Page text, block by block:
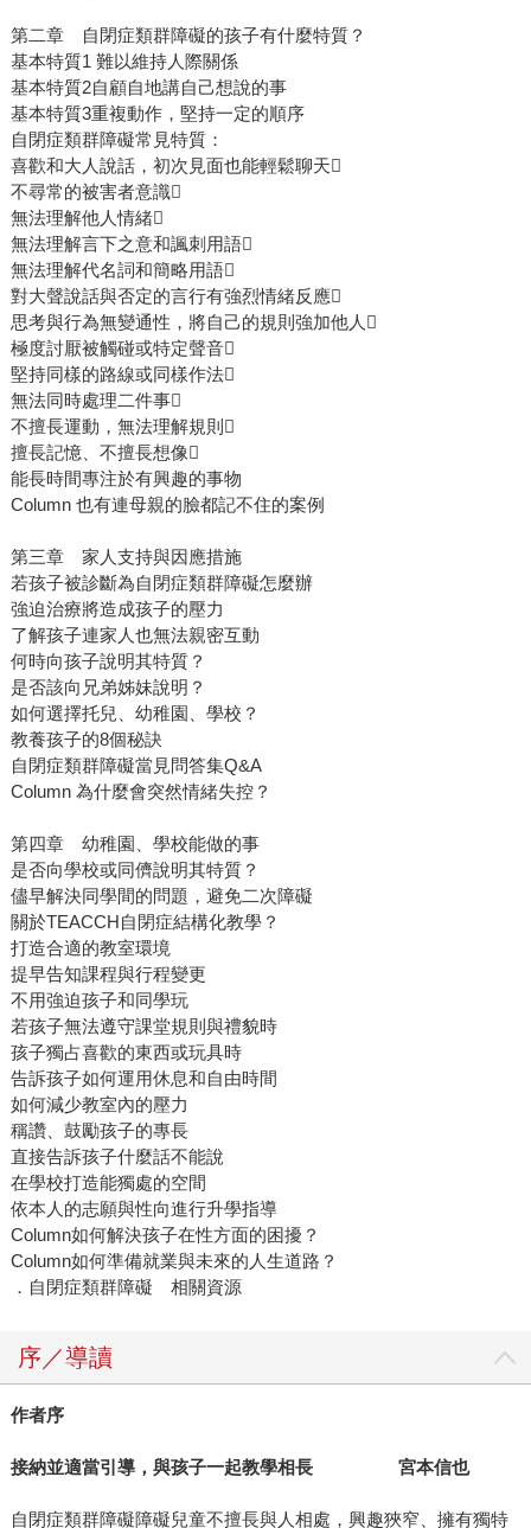
第二章 自閉症類群障礙的孩子有什麼特質？
基本特質1 難以維持人際關係
基本特質2自顧自地講自己想說的事
基本特質3重複動作，堅持一定的順序
自閉症類群障礙常見特質：
喜歡和大人說話，初次見面也能輕鬆聊天
不尋常的被害者意識
無法理解他人情緒
無法理解言下之意和諷刺用語
無法理解代名詞和簡略用語
對大聲說話與否定的言行有強烈情緒反應
思考與行為無變通性，將自己的規則強加他人
極度討厭被觸碰或特定聲音
堅持同樣的路線或同樣作法
無法同時處理二件事
不擅長運動，無法理解規則
擅長記憶、不擅長想像
能長時間專注於有興趣的事物
Column 也有連母親的臉都記不住的案例
第三章 家人支持與因應措施
若孩子被診斷為自閉症類群障礙怎麼辦
強迫治療將造成孩子的壓力
了解孩子連家人也無法親密互動
何時向孩子說明其特質？
是否該向兄弟姊妹說明？
如何選擇托兒、幼稚園、學校？
教養孩子的8個秘訣
自閉症類群障礙當見問答集Q&A
Column 為什麼會突然情緒失控？
第四章 幼稚園、學校能做的事
是否向學校或同儕說明其特質？
儘早解決同學間的問題，避免二次障礙
關於TEACCH自閉症結構化教學？
打造合適的教室環境
提早告知課程與行程變更
不用強迫孩子和同學玩
若孩子無法遵守課堂規則與禮貌時
孩子獨占喜歡的東西或玩具時
告訴孩子如何運用休息和自由時間
如何減少教室內的壓力
稱讚、鼓勵孩子的專長
直接告訴孩子什麼話不能說
在學校打造能獨處的空間
依本人的志願與性向進行升學指導
Column如何解決孩子在性方面的困擾？
Column如何準備就業與未來的人生道路？
．自閉症類群障礙 相關資源
序／導讀
作者序
接納並適當引導，與孩子一起教學相長 宮本信也
自閉症類群障礙障礙兒童不擅長與人相處，興趣狹窄、擁有獨特